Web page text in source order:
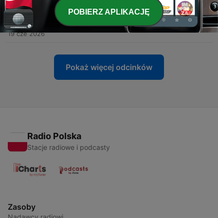
27 cze 2026
427 - #425: Klęska growego urodzaju
19 cze 2026
Pokaż więcej odcinków
Radio Polska
Stacje radiowe i podcasty
Zasoby
POBIERZ APLIKACJĘ